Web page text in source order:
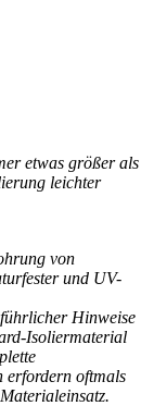
etwas größer als
leichter
von
und UV-
Hinweise
Isoliermaterial
erfordern oftmals